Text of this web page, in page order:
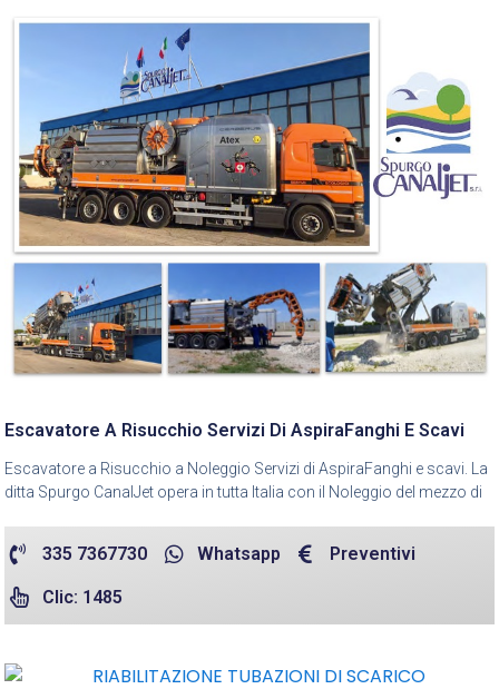
Escavatore A Risucchio Servizi Di AspiraFanghi E Scavi
Escavatore a Risucchio a Noleggio Servizi di AspiraFanghi e scavi. La
ditta Spurgo CanalJet opera in tutta Italia con il Noleggio del mezzo di
335 7367730 Whatsapp Preventivi
Clic: 1485